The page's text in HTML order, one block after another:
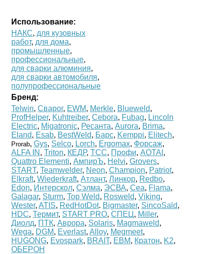
Использование:
НАКС, для кузовных
работ, для дома,
промышленные,
профессиональные,
для сварки алюминия,
для сварки автомобиля,
полупрофессиональные
Бренд:
Telwin, Сварог, EWM, Merkle, Blueweld,
ProfHelper, Kuhtreiber, Cebora, Fubag, Lincoln
Electric, Migatronic, Ресанта, Aurora, Brima,
Eland, Esab, BestWeld, Барс, Kemppi, Elitech,
Prorab, Gys, Selco, Lorch, Ergomax, Форсаж,
ALFA IN , Triton, КЕДР, ТСС, Профи, AOTAI ,
Quattro Elementi, АмпирЪ, Helvi, Grovers,
START, Teamwelder, Neon, Champion, Patriot,
Elkraft, Wiederkraft, Атлант, Линкор, Redbo,
Edon, Интерскол, Сэлма, ЭСВА, Cea, Flama,
Galagar, Sturm, Top Weld, Rosweld, Viking,
Wester, ATIS, RedHotDot. Bigmaster, SincoSald,
HDC, Термит, START PRO, СПЕЦ , Miller,
Диолд, ПТК, Аврора, Solaris, Magmaweld,
Wega, DGM, Everlast, Alloy, Megmeet,
HUGONG, Evospark, BRAIT, ЕВМ, Кратон, K2,
ОБЕРОН